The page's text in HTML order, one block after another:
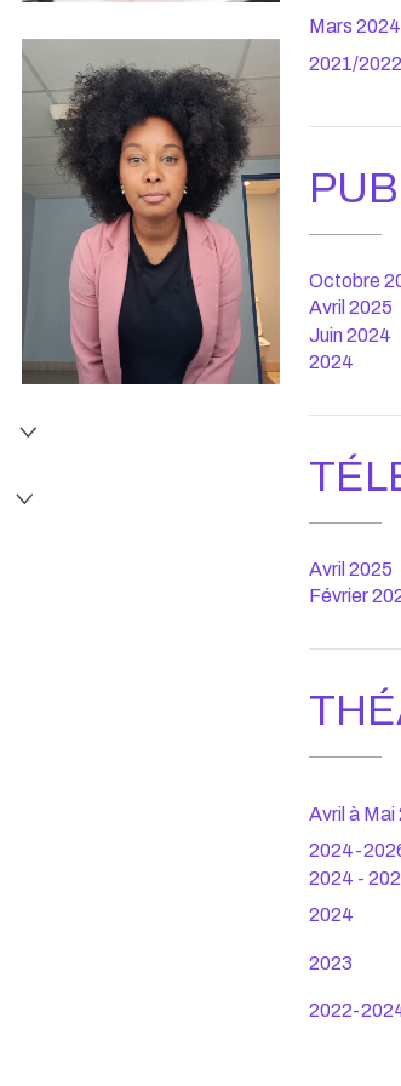
Mars 2024
2021/2022
Octobre
Avril 2025
Juin 2024
2024
Avril 2025
Février
Avril à Mai
2024-
2024 -
2024
2023
2022-